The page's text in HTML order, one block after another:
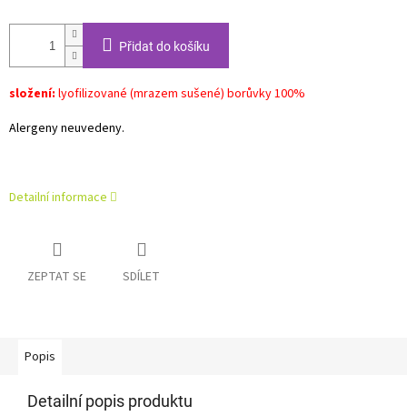
Přidat do košíku
složení: lyofilizované (mrazem sušené) borůvky 100%
Alergeny neuvedeny.
Detailní informace
ZEPTAT SE SDÍLET
Popis
Detailní popis produktu